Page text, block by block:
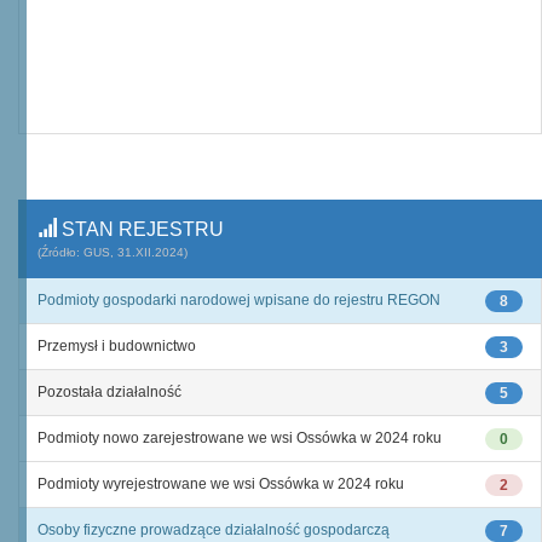
STAN REJESTRU
(Źródło: GUS, 31.XII.2024)
8
Podmioty gospodarki narodowej wpisane do rejestru REGON
3
Przemysł i budownictwo
5
Pozostała działalność
0
Podmioty nowo zarejestrowane we wsi Ossówka w 2024 roku
2
Podmioty wyrejestrowane we wsi Ossówka w 2024 roku
7
Osoby fizyczne prowadzące działalność gospodarczą